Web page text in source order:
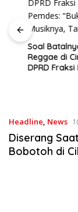
Soal Batalnya
Reggae di
DPRD Fraksi
Headline, News
Diserang
Bobotoh di